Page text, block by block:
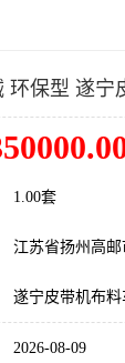
环保型 遂宁
1.00套
江苏省扬州高邮
遂宁皮带机布料
2026-08-09